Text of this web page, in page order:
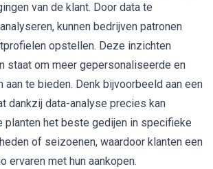
van de klant. Door data te
kunnen bedrijven patronen
opstellen. Deze inzichten
staat om meer gepersonaliseerde en
aan te bieden. Denk bijvoorbeeld aan een
dankzij data-analyse precies kan
planten het beste gedijen in specifieke
of seizoenen, waardoor klanten een
ervaren met hun aankopen.